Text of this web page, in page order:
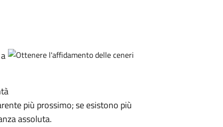
più prossimo; se esistono più
assoluta.